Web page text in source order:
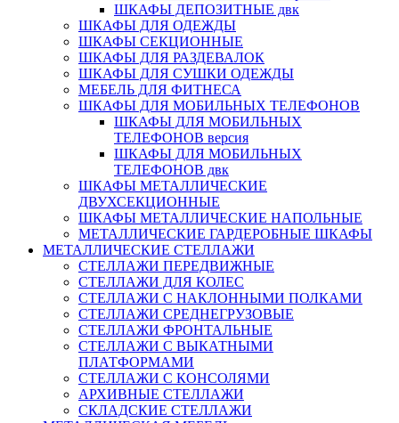
ШКАФЫ ДЕПОЗИТНЫЕ двк
ШКАФЫ ДЛЯ ОДЕЖДЫ
ШКАФЫ СЕКЦИОННЫЕ
ШКАФЫ ДЛЯ РАЗДЕВАЛОК
ШКАФЫ ДЛЯ СУШКИ ОДЕЖДЫ
МЕБЕЛЬ ДЛЯ ФИТНЕСА
ШКАФЫ ДЛЯ МОБИЛЬНЫХ ТЕЛЕФОНОВ
ШКАФЫ ДЛЯ МОБИЛЬНЫХ
ТЕЛЕФОНОВ версия
ШКАФЫ ДЛЯ МОБИЛЬНЫХ
ТЕЛЕФОНОВ двк
ШКАФЫ МЕТАЛЛИЧЕСКИЕ
ДВУХСЕКЦИОННЫЕ
ШКАФЫ МЕТАЛЛИЧЕСКИЕ НАПОЛЬНЫЕ
МЕТАЛЛИЧЕСКИЕ ГАРДЕРОБНЫЕ ШКАФЫ
МЕТАЛЛИЧЕСКИЕ СТЕЛЛАЖИ
СТЕЛЛАЖИ ПЕРЕДВИЖНЫЕ
СТЕЛЛАЖИ ДЛЯ КОЛЕС
СТЕЛЛАЖИ С НАКЛОННЫМИ ПОЛКАМИ
СТЕЛЛАЖИ СРЕДНЕГРУЗОВЫЕ
СТЕЛЛАЖИ ФРОНТАЛЬНЫЕ
СТЕЛЛАЖИ С ВЫКАТНЫМИ
ПЛАТФОРМАМИ
СТЕЛЛАЖИ С КОНСОЛЯМИ
АРХИВНЫЕ СТЕЛЛАЖИ
СКЛАДСКИЕ СТЕЛЛАЖИ